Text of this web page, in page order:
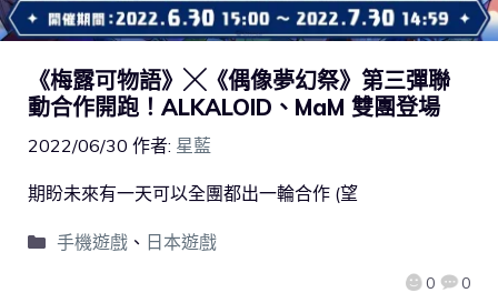
《梅露可物語》╳《偶像夢幻祭》第三彈聯
動合作開跑！ALKALOID、MaM 雙團登場
2022/06/30 作者: 星藍
0 0
期盼未來有一天可以全團都出一輪合作 (望
手機遊戲、 日本遊戲